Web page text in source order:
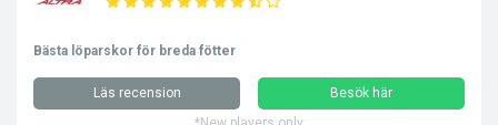
Bästa löparskor för breda fötter
Läs recension
Besök här